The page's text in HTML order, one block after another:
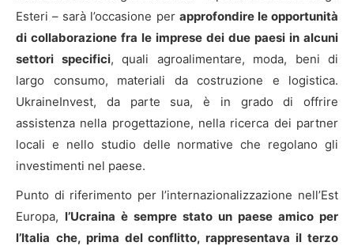
Esteri – sarà l’occasione per approfondire le opportunità
di collaborazione fra le imprese dei due paesi in alcuni
settori specifici, quali agroalimentare, moda, beni di
largo consumo, materiali da costruzione e logistica.
UkraineInvest, da parte sua, è in grado di offrire
assistenza nella progettazione, nella ricerca dei partner
locali e nello studio delle normative che regolano gli
investimenti nel paese.
Punto di riferimento per l’internazionalizzazione nell’Est
Europa, l’Ucraina è sempre stato un paese amico per
l’Italia che, prima del conflitto, rappresentava il terzo